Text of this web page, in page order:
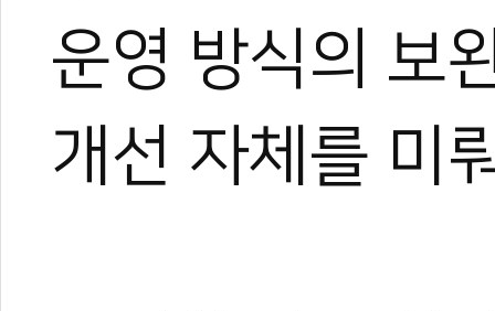
운영 방식의 보
개선 자체를 미